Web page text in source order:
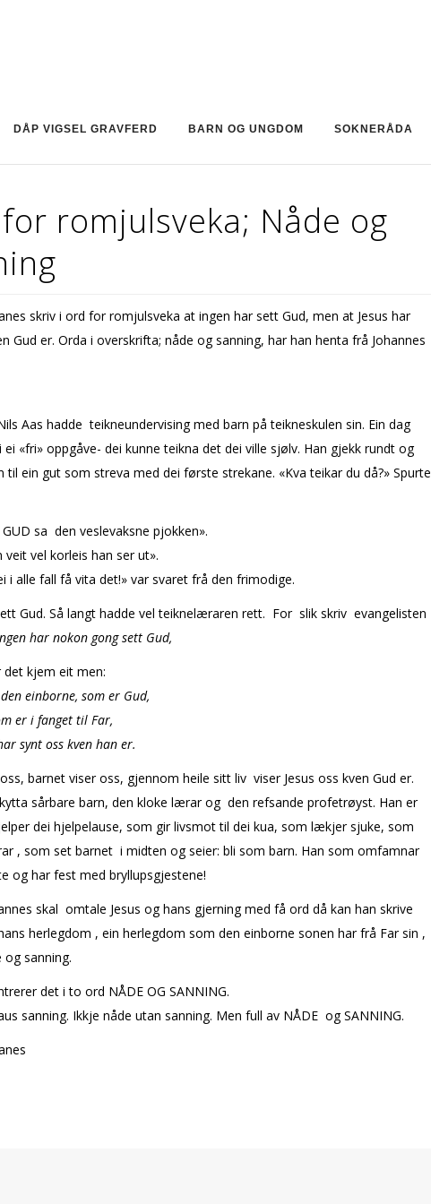
DÅP VIGSEL GRAVFERD BARN OG UNGDOM SOKNERÅDA
romjulsveka; Nåde og
skriv i ord for romjulsveka at ingen har sett Gud, men at Jesus har
Gud er. Orda i overskrifta; nåde og sanning, har han henta frå Johannes
Aas hadde teikneundervising med barn på teikneskulen sin. Ein dag
ei «fri» oppgåve- dei kunne teikna det dei ville sjølv. Han gjekk rundt og
til ein gut som streva med dei første strekane. «Kva teikar du då?» Spurte
GUD sa den veslevaksne pjokken».
veit vel korleis han ser ut».
i alle fall få vita det!» var svaret frå den frimodige.
Gud. Så langt hadde vel teiknelæraren rett. For slik skriv evangelisten
har nokon gong sett Gud,
kjem eit men:
den einborne, som er Gud,
i fanget til Far,
oss kven han er.
barnet viser oss, gjennom heile sitt liv viser Jesus oss kven Gud er.
sårbare barn, den kloke lærar og den refsande profetrøyst. Han er
dei hjelpelause, som gir livsmot til dei kua, som lækjer sjuke, som
, som set barnet i midten og seier: bli som barn. Han som omfamnar
og har fest med bryllupsgjestene!
skal omtale Jesus og hans gjerning med få ord då kan han skrive
herlegdom , ein herlegdom som den einborne sonen har frå Far sin ,
og sanning.
det i to ord NÅDE OG SANNING.
sanning. Ikkje nåde utan sanning. Men full av NÅDE og SANNING.